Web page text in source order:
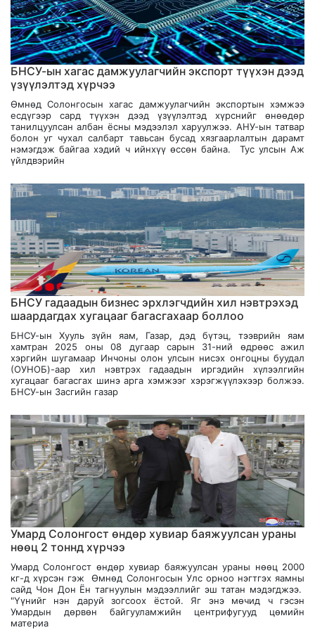
БНСУ-ын хагас дамжуулагчийн экспорт түүхэн дээд
үзүүлэлтэд хүрчээ
Өмнөд Солонгосын хагас дамжуулагчийн экспортын хэмжээ
есдүгээр сард түүхэн дээд үзүүлэлтэд хүрснийг өнөөдөр
танилцуулсан албан ёсны мэдээлэл харуулжээ. АНУ-ын татвар
болон уг чухал салбарт тавьсан бусад хязгаарлалтын дарамт
нэмэгдэж байгаа хэдий ч ийнхүү өссөн байна. Тус улсын Аж
үйлдвэрийн
БНСУ гадаадын бизнес эрхлэгчдийн хил нэвтрэхэд
шаардагдах хугацааг багасгахаар боллоо
БНСУ-ын Хууль зүйн яам, Газар, дэд бүтэц, тээврийн яам
хамтран 2025 оны 08 дугаар сарын 31-ний өдрөөс ажил
хэргийн шугамаар Инчоны олон улсын нисэх онгоцны буудал
(ОУНОБ)-аар хил нэвтрэх гадаадын иргэдийн хүлээлгийн
хугацааг багасгах шинэ арга хэмжээг хэрэгжүүлэхээр болжээ.
БНСУ-ын Засгийн газар
Умард Солонгост өндөр хувиар баяжуулсан ураны
нөөц 2 тоннд хүрчээ
Умард Солонгост өндөр хувиар баяжуулсан ураны нөөц 2000
кг-д хүрсэн гэж Өмнөд Солонгосын Улс орноо нэгтгэх яамны
сайд Чон Дон Ён тагнуулын мэдээллийг эш татан мэдэгджээ.
"Үүнийг нэн даруй зогсоох ёстой. Яг энэ мөчид ч гэсэн
Умардын дөрвөн байгууламжийн центрифугууд цөмийн
материа